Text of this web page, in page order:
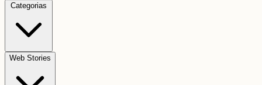
Categorias
Web Stories